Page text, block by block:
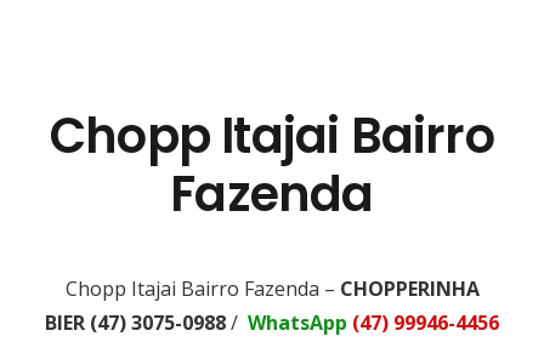
Chopp Itajai Bairro
Fazenda
Chopp Itajai Bairro Fazenda – CHOPPERINHA
BIER (47) 3075-0988/ WhatsApp (47) 99946-4456